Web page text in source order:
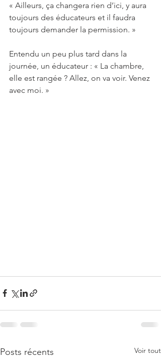
« Ailleurs, ça changera rien d’ici, y aura
toujours des éducateurs et il faudra
toujours demander la permission. »
Entendu un peu plus tard dans la
journée, un éducateur : « La chambre,
elle est rangée ? Allez, on va voir. Venez
avec moi. »
Posts récents Voir tout